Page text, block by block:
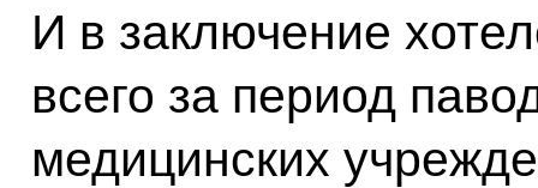
И в заключение
всего за период
медицинских